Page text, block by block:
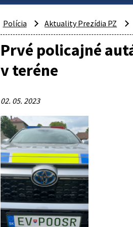
Polícia Aktuality Prezídia PZ
Prvé policajné
v teréne
02. 05. 2023